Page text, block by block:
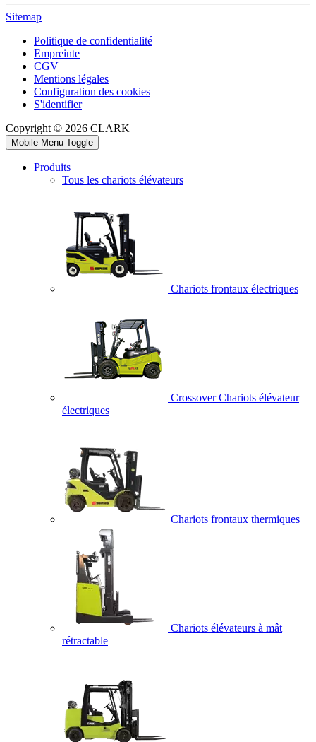
Sitemap
Politique de confidentialité
Empreinte
CGV
Mentions légales
Configuration des cookies
S'identifier
Copyright © 2026 CLARK
Mobile Menu Toggle
Produits
Tous les chariots élévateurs
Chariots frontaux électriques
Crossover Chariots élévateur
électriques
Chariots frontaux thermiques
Chariots élévateurs à mât
rétractable